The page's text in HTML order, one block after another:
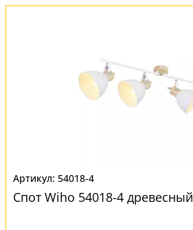
54018-4
Спот Wiho 54018-4 древесный